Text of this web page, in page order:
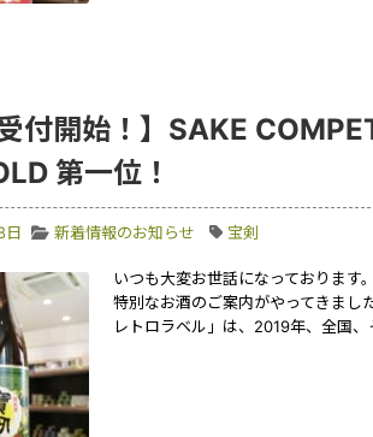
受付開始！】SAKE
第一位！
日 新着情報のお知らせ 宝剣
いつも大変お世話になっておりま
特別なお酒のご案内がやってきま
レトロラベル」は、2019年、全国